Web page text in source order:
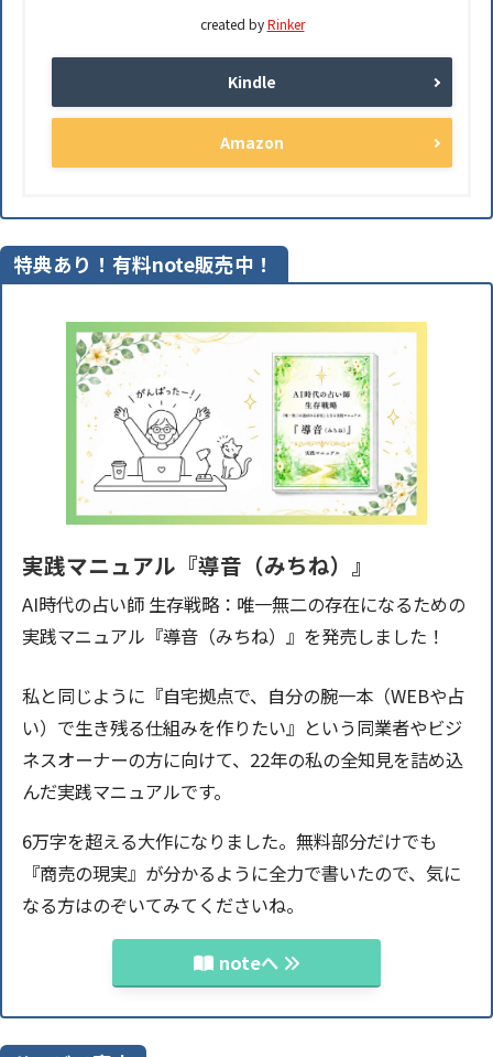
created byRinker
Kindle
Amazon
特典あり！有料note販売中！
実践マニュアル『導音（みちね）』
AI時代の占い師 生存戦略：唯一無二の存在になるための
実践マニュアル『導音（みちね）』を発売しました！
私と同じように『自宅拠点で、自分の腕一本（WEBや占
い）で生き残る仕組みを作りたい』という同業者やビジ
ネスオーナーの方に向けて、22年の私の全知見を詰め込
んだ実践マニュアルです。
6万字を超える大作になりました。無料部分だけでも
『商売の現実』が分かるように全力で書いたので、気に
なる方はのぞいてみてくださいね。
noteへ